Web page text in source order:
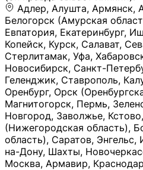
Адлер, Алушта, Армянск,
Белогорск (Амурская
Евпатория, Екатеринбург,
Копейск, Курск, Салават,
Стерлитамак, Уфа,
Новосибирск, Санкт-
Геленджик, Ставрополь,
Оренбург, Орск
Магнитогорск, Пермь,
Новгород, Заволжье,
(Нижегородская область),
область), Саратов,
на-Дону, Шахты,
Москва, Армавир,